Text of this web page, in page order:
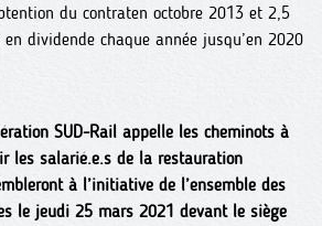
du contraten octobre 2013 et 2,5
dividende chaque année jusqu’en 2020
SUD-Rail appelle les cheminots à
les salarié.e.s de la restauration
à l’initiative de l’ensemble des
le jeudi 25 mars 2021 devant le siège